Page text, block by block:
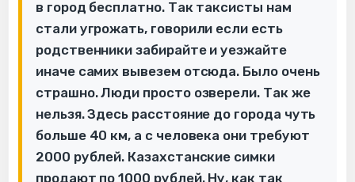
в город бесплатно. Так таксисты нам
стали угрожать, говорили если есть
родственники забирайте и уезжайте
иначе самих вывезем отсюда. Было очень
страшно. Люди просто озверели. Так же
нельзя. Здесь расстояние до города чуть
больше 40 км, а с человека они требуют
2000 рублей. Казахстанские симки
продают по 1000 рублей. Ну, как так